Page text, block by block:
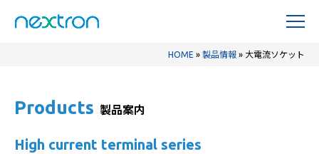
HOME » 製品情報 » 大電流ソケット
Products 製品案内
High current terminal series